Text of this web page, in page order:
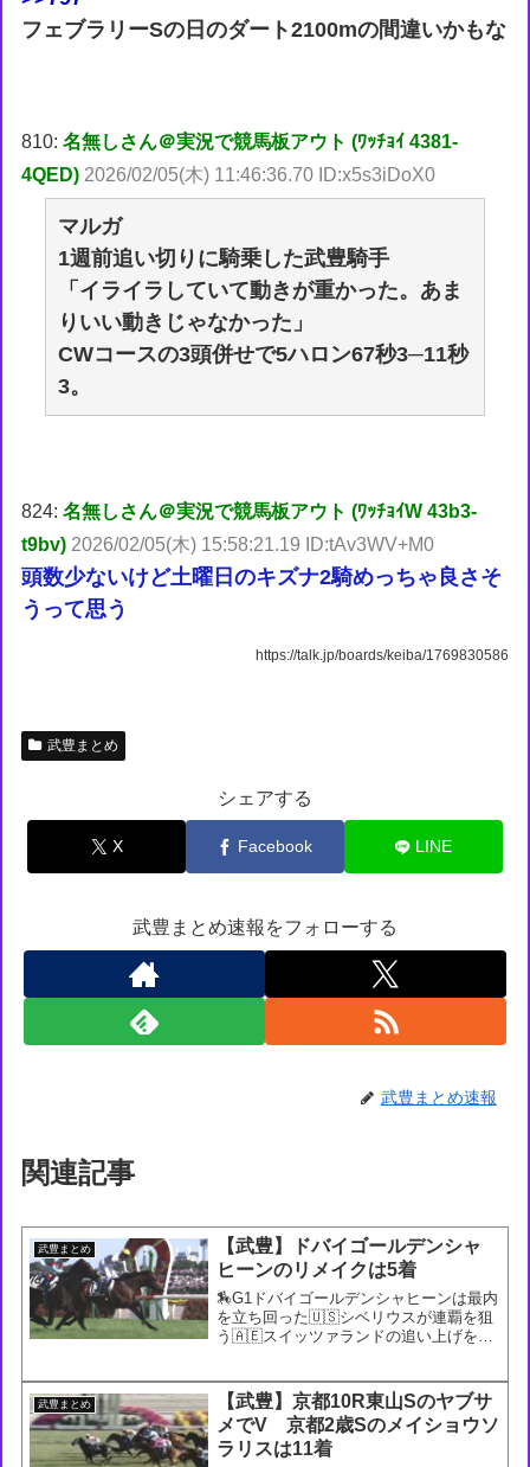
フェブラリーSの日のダート2100mの間違いかもな
810:名無しさん＠実況で競馬板アウト (ﾜｯﾁｮｲ 4381-
4QED) 2026/02/05(木) 11:46:36.70 ID:x5s3iDoX0
マルガ
1週前追い切りに騎乗した武豊騎手
「イライラしていて動きが重かった。あま
りいい動きじゃなかった」
CWコースの3頭併せで5ハロン67秒3─11秒
3。
824:名無しさん＠実況で競馬板アウト (ﾜｯﾁｮｲW 43b3-
t9bv) 2026/02/05(木) 15:58:21.19 ID:tAv3WV+M0
頭数少ないけど土曜日のキズナ2騎めっちゃ良さそ
うって思う
https://talk.jp/boards/keiba/1769830586
武豊まとめ
シェアする
X Facebook LINE
武豊まとめ速報をフォローする
武豊まとめ速報
関連記事
武豊まとめ
【武豊】ドバイゴールデンシャ
ヒーンのリメイクは5着
🏇G1ドバイゴールデンシャヒーンは最内
を立ち回った🇺🇸シベリウスが連覇を狙
う🇦🇪スイッツァランドの追い上げを際
高。2年連続2着のレッドルゼルは6着ま
で#DWC23🎥@Ra...
武豊まとめ
【武豊】京都10R東山Sのヤブサ
メでV 京都2歳Sのメイショウソ
ラリスは11着